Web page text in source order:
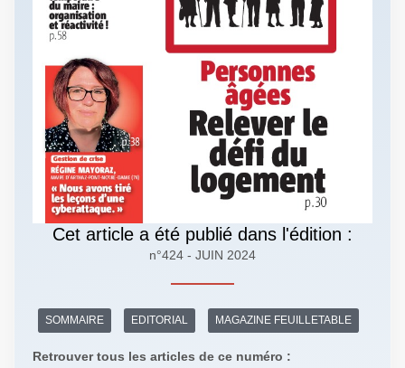
Cet article a été publié dans l'édition :
n°424 - JUIN 2024
SOMMAIRE EDITORIAL MAGAZINE FEUILLETABLE
Retrouver tous les articles de ce numéro :